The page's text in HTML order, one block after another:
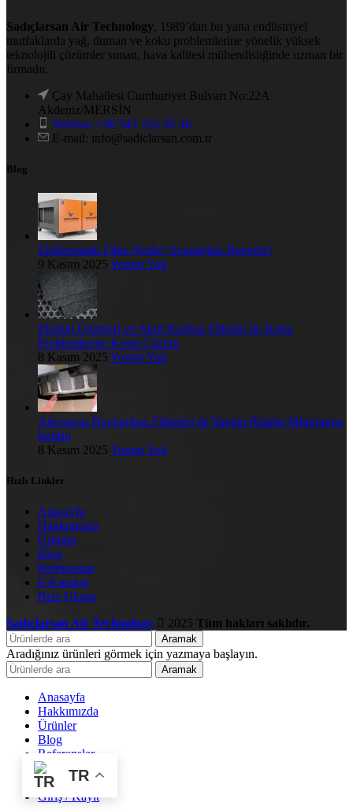
Sadıçlarsan Air Technology, 1989’dan bu yana endüstriyel
mutfaklarda yağ, duman ve koku problemlerine yönelik yüksek
teknolojili çözümler sunan, hava kalitesi mühendisliğinde uzman bir
firmadır.
Çay Mahallesi Cumhuriyet Bulvarı No:22A
Akdeniz/MERSİN
Telefon: +90 541 252 02 46
E-mail: info@sadiclarsan.com.tr
Blog
Elektrostatik Filtre Nedir? Avantajları Nelerdir?
9 Kasım 2025 Yorum Yok
Ekoloji Üniteleri ve Aktif Karbon Filtreler ile Koku
Problemlerine Kesin Çözüm
8 Kasım 2025 Yorum Yok
Alevsavar Davlumbaz Filtreleri ile Yangın Riskini Minimuma
İndirin
8 Kasım 2025 Yorum Yok
Hızlı Linkler
Anasayfa
Hakkımızda
Ürünler
Blog
Referanslar
E-Katalog
Bize Ulaşın
Sadıçlarsan Air Technology
2025Tüm hakları saklıdır.
Aramak
Aradığınız ürünleri görmek için yazmaya başlayın.
Aramak
Anasayfa
Hakkımızda
Ürünler
Blog
Referanslar
E-Katalog
Bize Ulaşın
Giriş / Kayıt
TR